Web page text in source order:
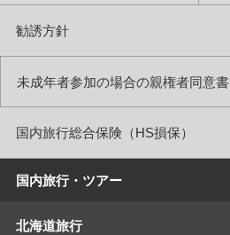
勧誘方針
未成年者参加の場合の親権者同意書
国内旅行総合保険（HS損保）
国内旅行・ツアー
北海道旅行